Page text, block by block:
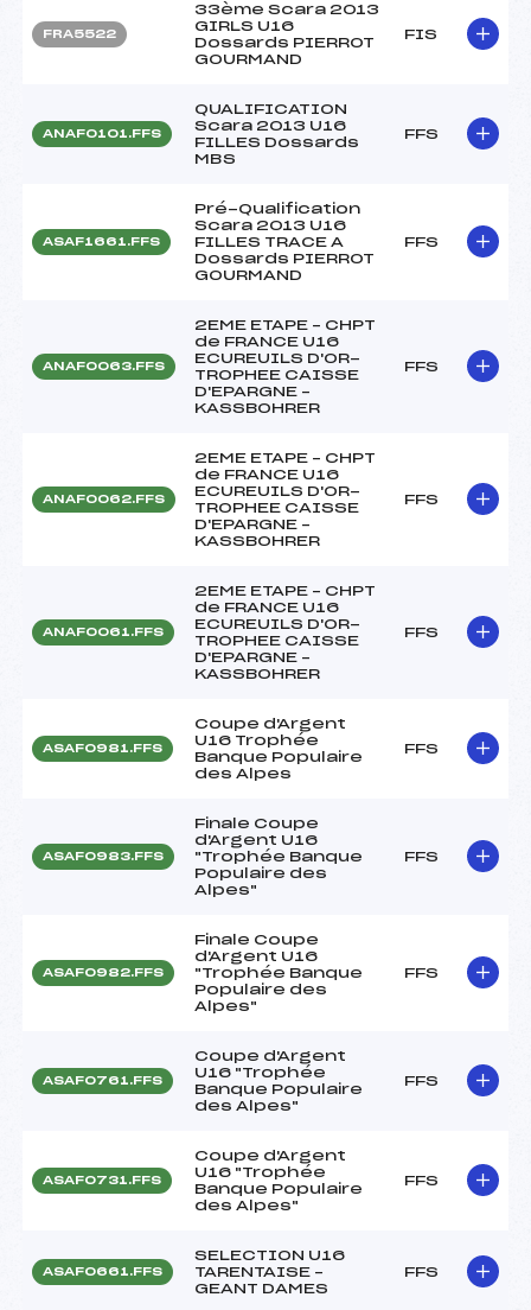
FRA5522
33ème Scara 2013
GIRLS U16
Dossards PIERROT
GOURMAND
FIS
ANAF0101.FFS
QUALIFICATION
Scara 2013 U16
FILLES Dossards
MBS
FFS
ASAF1661.FFS
Pré-Qualification
Scara 2013 U16
FILLES TRACE A
Dossards PIERROT
GOURMAND
FFS
ANAF0063.FFS
2EME ETAPE – CHPT
de FRANCE U16
ECUREUILS D'OR-
TROPHEE CAISSE
D'EPARGNE –
KASSBOHRER
FFS
ANAF0062.FFS
2EME ETAPE – CHPT
de FRANCE U16
ECUREUILS D'OR-
TROPHEE CAISSE
D'EPARGNE –
KASSBOHRER
FFS
ANAF0061.FFS
2EME ETAPE – CHPT
de FRANCE U16
ECUREUILS D'OR-
TROPHEE CAISSE
D'EPARGNE –
KASSBOHRER
FFS
ASAF0981.FFS
Coupe d'Argent
U16 Trophée
Banque Populaire
des Alpes
FFS
ASAF0983.FFS
Finale Coupe
d'Argent U16
"Trophée Banque
Populaire des
Alpes"
FFS
ASAF0982.FFS
Finale Coupe
d'Argent U16
"Trophée Banque
Populaire des
Alpes"
FFS
ASAF0761.FFS
Coupe d'Argent
U16 "Trophée
Banque Populaire
des Alpes"
FFS
ASAF0731.FFS
Coupe d'Argent
U16 "Trophée
Banque Populaire
des Alpes"
FFS
ASAF0661.FFS
SELECTION U16
TARENTAISE –
GEANT DAMES
FFS